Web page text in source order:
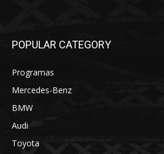
POPULAR CATEGORY
Programas
Mercedes-Benz
BMW
Audi
Toyota